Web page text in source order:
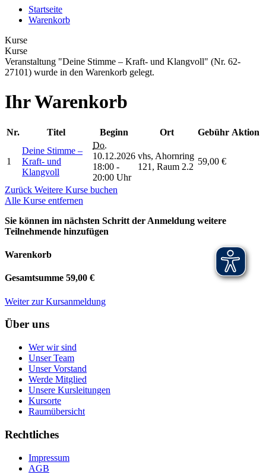
Startseite
Warenkorb
Kurse
Kurse
Veranstaltung "Deine Stimme – Kraft- und Klangvoll" (Nr. 62-
27101) wurde in den Warenkorb gelegt.
Ihr Warenkorb
Nr. Titel Beginn Ort Gebühr Aktion
1
Deine Stimme –
Kraft- und
Klangvoll
Do.
10.12.2026
18:00 -
20:00 Uhr
vhs, Ahornring
121, Raum 2.2
59,00 €
Zurück Weitere Kurse buchen
Alle Kurse entfernen
Sie können im nächsten Schritt der Anmeldung weitere
Teilnehmende hinzufügen
Warenkorb
Gesamtsumme 59,00 €
Weiter zur Kursanmeldung
Über uns
Wer wir sind
Unser Team
Unser Vorstand
Werde Mitglied
Unsere Kursleitungen
Kursorte
Raumübersicht
Rechtliches
Impressum
AGB